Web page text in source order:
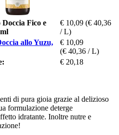
Fico e
€ 10,09 (€ 40,36
/ L)
allo Yuzu,
€ 10,09
(€ 40,36 / L)
€ 20,18
di pura gioia grazie al delizioso
formulazione deterge
idratante. Inoltre nutre e